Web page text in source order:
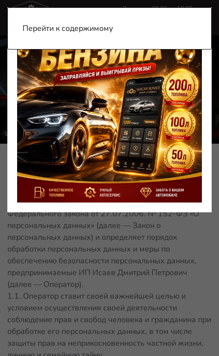
Перейти к содержимому
Звоните c 09:00 до 18:00
Главная Политика конфиденциальности
Политика
конфиденциальности
1. Общие положения
Настоящая политика обработки персональных данных
составлена в соответствии с требованиями
Федерального закона от 27.07.2006. № 152-ФЗ «О
персональных данных» (далее — Закон о
персональных данных) и определяет порядок
обработки персональных данных и меры по
обеспечению безопасности персональных данных,
предпринимаемые ИП Исаев Дмитрий Петрович
(далее — Оператор).
1.1. Оператор ставит своей важнейшей целью и
условием осуществления своей деятельности
соблюдение прав и свобод человека и гражданина при
обработке его персональных данных, в том числе
защиты прав на неприкосновенность частной жизни,